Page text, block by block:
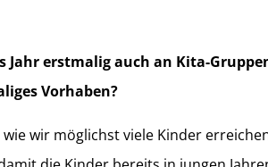
Jahr erstmalig auch an Kita-
Vorhaben?
wir möglichst viele Kinder